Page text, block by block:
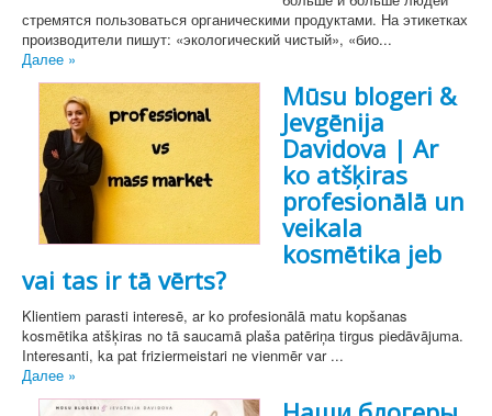
стремятся пользоваться органическими продуктами. На этикетках
производители пишут: «экологический чистый», «био...
Далее »
Mūsu blogeri &
Jevgēnija
Davidova | Ar
ko atšķiras
profesionālā un
veikala
kosmētika jeb
vai tas ir tā vērts?
Klientiem parasti interesē, ar ko profesionālā matu kopšanas
kosmētika atšķiras no tā saucamā plaša patēriņa tirgus piedāvājuma.
Interesanti, ka pat friziermeistari ne vienmēr var ...
Далее »